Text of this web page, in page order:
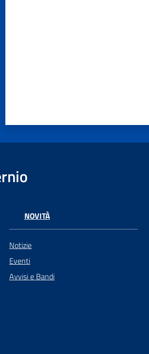
NOVITÀ
Notizie
Eventi
Avvisi e Bandi